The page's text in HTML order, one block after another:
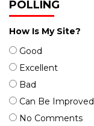
POLLING
How Is My Site?
Good
Excellent
Bad
Can Be Improved
No Comments